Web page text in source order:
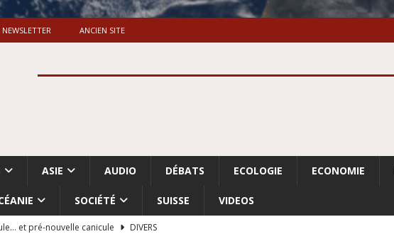
NEWSLETTER ANCIEN SITE
ASIE AUDIO DÉBATS ECOLOGIE ECONOMIE
SOCIÉTÉ SUISSE VIDEOS
et pré-nouvelle canicule
DIVERS